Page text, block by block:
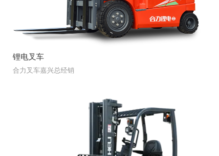
锂电叉车
合力叉车嘉兴总经销